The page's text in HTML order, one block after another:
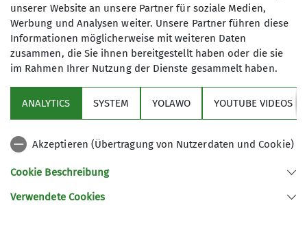
DAV Kletterzentrum Lahr
Mauerweg 11
77933 Lahr
Sektion
unserer Website an unsere Partner für soziale Medien,
Werbung und Analysen weiter. Unsere Partner führen diese
Informationen möglicherweise mit weiteren Daten
zusammen, die Sie ihnen bereitgestellt haben oder die sie
im Rahmen Ihrer Nutzung der Dienste gesammelt haben.
ANALYTICS SYSTEM YOLAWO YOUTUBE VIDEOS
Akzeptieren (Übertragung von Nutzerdaten und Cookie)
Cookie Beschreibung
Verwendete Cookies